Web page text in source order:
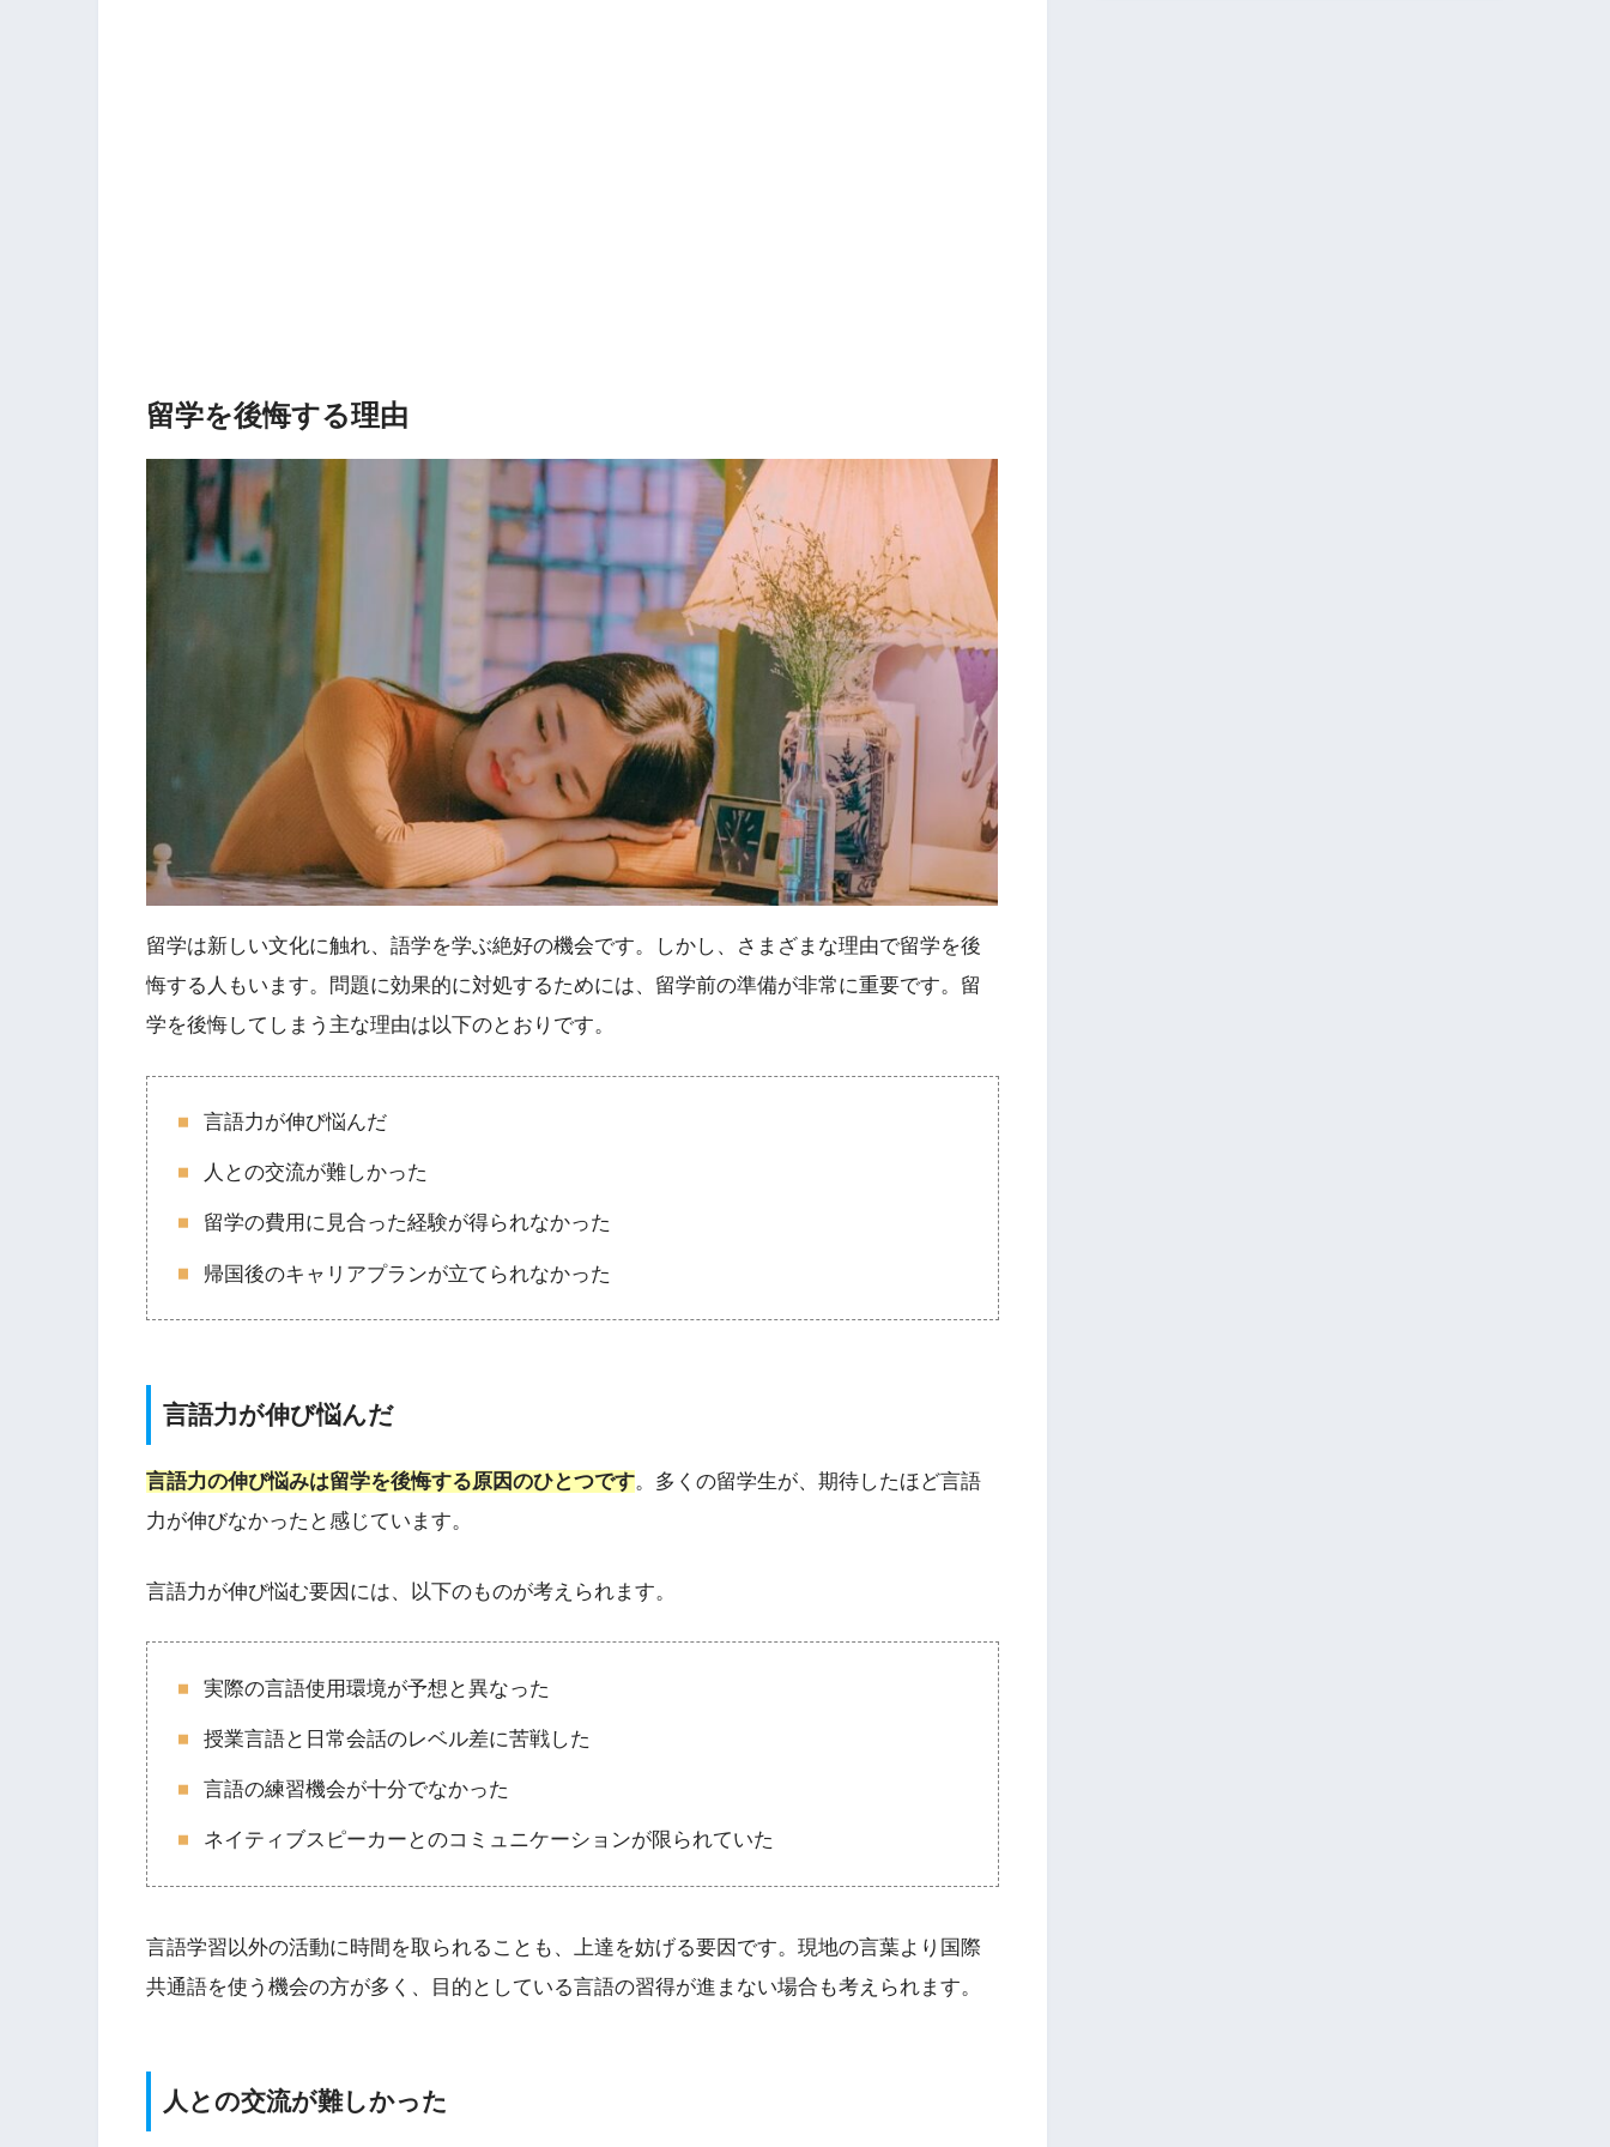
留学を後悔する理由
留学は新しい文化に触れ、語学を学ぶ絶好の機会です。しかし、さまざまな理由で留学を後
悔する人もいます。問題に効果的に対処するためには、留学前の準備が非常に重要です。留
学を後悔してしまう主な理由は以下のとおりです。
言語力が伸び悩んだ
人との交流が難しかった
留学の費用に見合った経験が得られなかった
帰国後のキャリアプランが立てられなかった
言語力が伸び悩んだ
言語力の伸び悩みは留学を後悔する原因のひとつです。多くの留学生が、期待したほど言語
力が伸びなかったと感じています。
言語力が伸び悩む要因には、以下のものが考えられます。
実際の言語使用環境が予想と異なった
授業言語と日常会話のレベル差に苦戦した
言語の練習機会が十分でなかった
ネイティブスピーカーとのコミュニケーションが限られていた
言語学習以外の活動に時間を取られることも、上達を妨げる要因です。現地の言葉より国際
共通語を使う機会の方が多く、目的としている言語の習得が進まない場合も考えられます。
人との交流が難しかった